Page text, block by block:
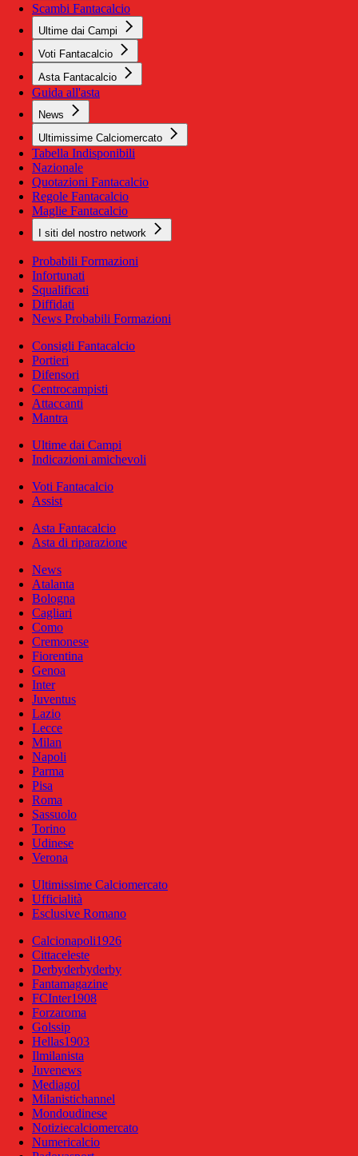
Scambi Fantacalcio
Ultime dai Campi
Voti Fantacalcio
Asta Fantacalcio
Guida all'asta
News
Ultimissime Calciomercato
Tabella Indisponibili
Nazionale
Quotazioni Fantacalcio
Regole Fantacalcio
Maglie Fantacalcio
I siti del nostro network
Probabili Formazioni
Infortunati
Squalificati
Diffidati
News Probabili Formazioni
Consigli Fantacalcio
Portieri
Difensori
Centrocampisti
Attaccanti
Mantra
Ultime dai Campi
Indicazioni amichevoli
Voti Fantacalcio
Assist
Asta Fantacalcio
Asta di riparazione
News
Atalanta
Bologna
Cagliari
Como
Cremonese
Fiorentina
Genoa
Inter
Juventus
Lazio
Lecce
Milan
Napoli
Parma
Pisa
Roma
Sassuolo
Torino
Udinese
Verona
Ultimissime Calciomercato
Ufficialità
Esclusive Romano
Calcionapoli1926
Cittaceleste
Derbyderbyderby
Fantamagazine
FCInter1908
Forzaroma
Golssip
Hellas1903
Ilmilanista
Juvenews
Mediagol
Milanistichannel
Mondoudinese
Notiziecalciomercato
Numericalcio